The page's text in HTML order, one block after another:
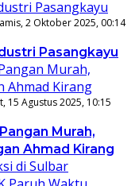
2 Oktober 2025, 00:14
Pasangkayu
15 Agustus 2025, 10:15
Murah,
Ahmad Kirang